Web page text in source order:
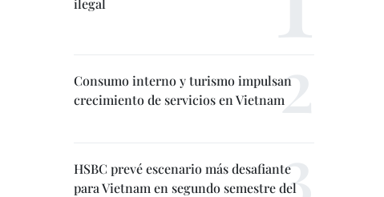
ilegal
Consumo interno y turismo impulsan
crecimiento de servicios en Vietnam
HSBC prevé escenario más desafiante
para Vietnam en segundo semestre del